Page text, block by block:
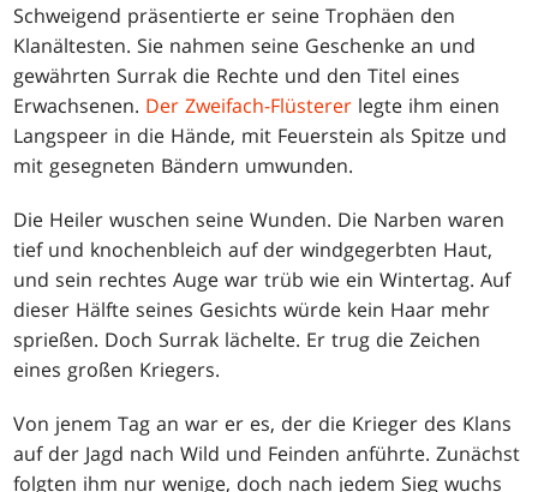
Schweigend präsentierte er seine Trophäen den
Klanältesten. Sie nahmen seine Geschenke an und
gewährten Surrak die Rechte und den Titel eines
Erwachsenen. Der Zweifach-Flüsterer legte ihm einen
Langspeer in die Hände, mit Feuerstein als Spitze und
mit gesegneten Bändern umwunden.
Die Heiler wuschen seine Wunden. Die Narben waren
tief und knochenbleich auf der windgegerbten Haut,
und sein rechtes Auge war trüb wie ein Wintertag. Auf
dieser Hälfte seines Gesichts würde kein Haar mehr
sprießen. Doch Surrak lächelte. Er trug die Zeichen
eines großen Kriegers.
Von jenem Tag an war er es, der die Krieger des Klans
auf der Jagd nach Wild und Feinden anführte. Zunächst
folgten ihm nur wenige, doch nach jedem Sieg wuchs